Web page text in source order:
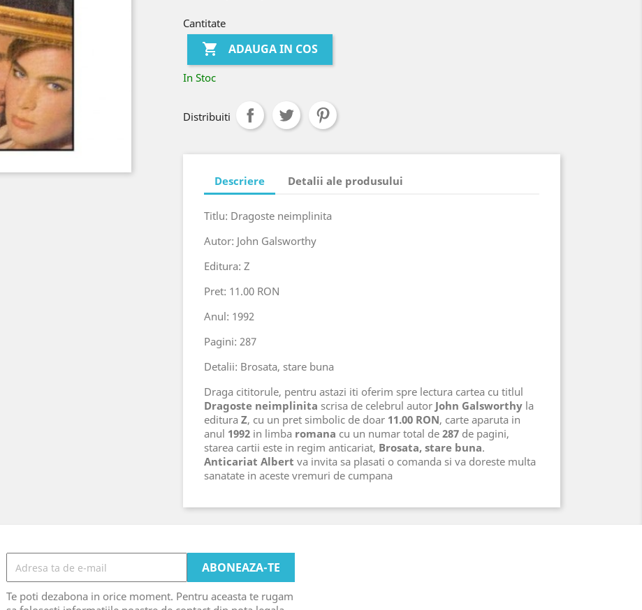
Cantitate
 ADAUGA IN COS
In Stoc
Distribuiti
Descriere Detalii ale produsului
Titlu: Dragoste neimplinita
Autor: John Galsworthy
Editura: Z
Pret: 11.00 RON
Anul: 1992
Pagini: 287
Detalii: Brosata, stare buna
Draga cititorule, pentru astazi iti oferim spre lectura cartea cu titlul
Dragoste neimplinita scrisa de celebrul autor John Galsworthy la
editura Z, cu un pret simbolic de doar 11.00 RON, carte aparuta in
anul 1992 in limba romana cu un numar total de 287 de pagini,
starea cartii este in regim anticariat, Brosata, stare buna.
Anticariat Albert va invita sa plasati o comanda si va doreste multa
sanatate in aceste vremuri de cumpana
Te poti dezabona in orice moment. Pentru aceasta te rugam